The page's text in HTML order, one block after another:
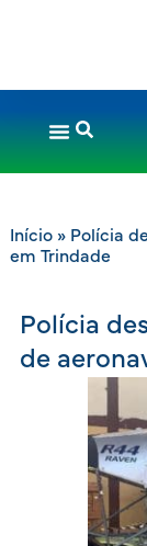
Início» Polícia
em Trindade
Polícia
de